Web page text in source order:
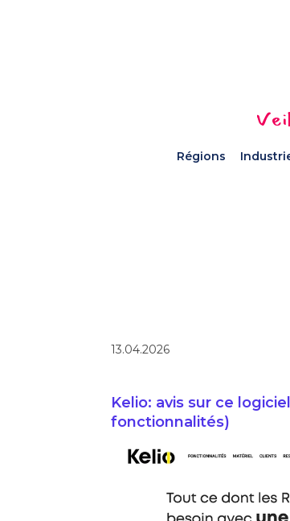
Régions
13.04.2026
Kelio: avis sur ce
fonctionnalités)